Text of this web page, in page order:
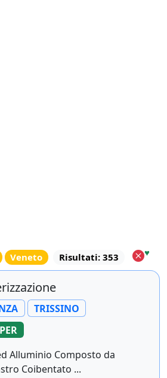
Veneto Risultati: 353 ♥
TRISSINO
Alluminio Composto da
Coibentato ...